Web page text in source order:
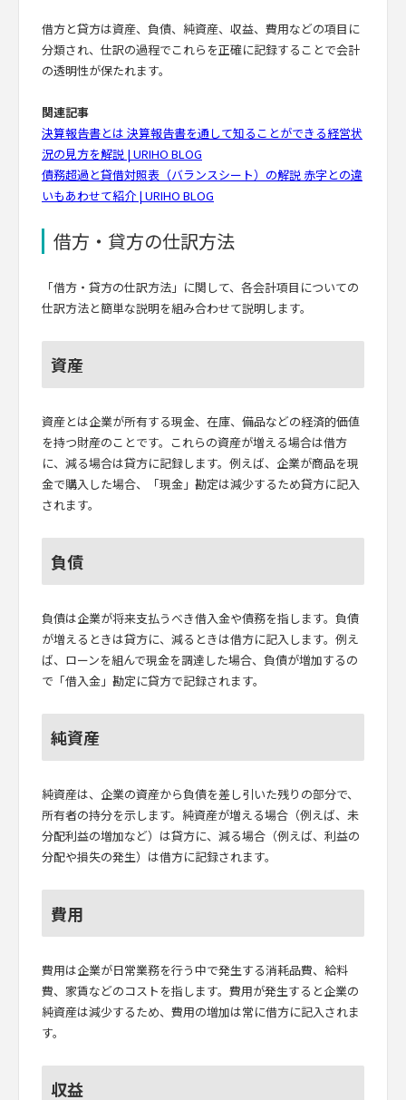
借方と貸方は資産、負債、純資産、収益、費用などの項目に
分類され、仕訳の過程でこれらを正確に記録することで会計
の透明性が保たれます。
関連記事
決算報告書とは 決算報告書を通して知ることができる経営状
況の見方を解説 | URIHO BLOG
債務超過と貸借対照表（バランスシート）の解説 赤字との違
いもあわせて紹介 | URIHO BLOG
借方・貸方の仕訳方法
「借方・貸方の仕訳方法」に関して、各会計項目についての
仕訳方法と簡単な説明を組み合わせて説明します。
資産
資産とは企業が所有する現金、在庫、備品などの経済的価値
を持つ財産のことです。これらの資産が増える場合は借方
に、減る場合は貸方に記録します。例えば、企業が商品を現
金で購入した場合、「現金」勘定は減少するため貸方に記入
されます。
負債
負債は企業が将来支払うべき借入金や債務を指します。負債
が増えるときは貸方に、減るときは借方に記入します。例え
ば、ローンを組んで現金を調達した場合、負債が増加するの
で「借入金」勘定に貸方で記録されます。
純資産
純資産は、企業の資産から負債を差し引いた残りの部分で、
所有者の持分を示します。純資産が増える場合（例えば、未
分配利益の増加など）は貸方に、減る場合（例えば、利益の
分配や損失の発生）は借方に記録されます。
費用
費用は企業が日常業務を行う中で発生する消耗品費、給料
費、家賃などのコストを指します。費用が発生すると企業の
純資産は減少するため、費用の増加は常に借方に記入されま
す。
収益